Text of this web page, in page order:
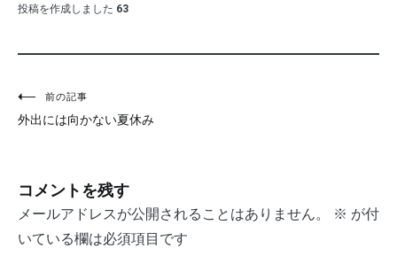
投稿を作成しました 63
投
稿
ビ
ゲ
前の記事
外出には向かない夏休み
コメントを残す
メールアドレスが公開されることはありません。 ※ が付
いている欄は必須項目です